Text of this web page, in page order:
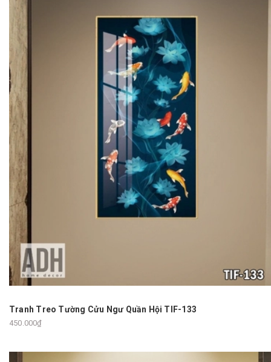
Tranh Treo Tường Cửu Ngư Quần Hội TIF-133
450.000₫